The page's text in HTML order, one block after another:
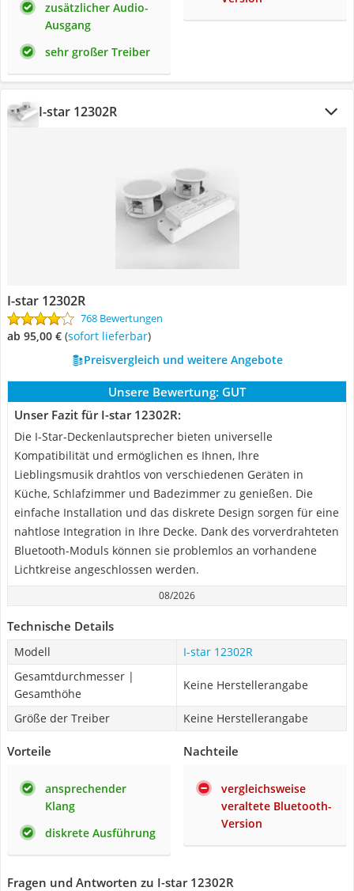
zusätzlicher Audio-
Ausgang
sehr großer Treiber
I-star 12302R
I-star 12302R
768 Bewertungen
ab 95,00 € ( Sofort lieferbar)
Preisvergleich und weitere Angebote
Unsere Bewertung: GUT
Unser Fazit für I-star 12302R:
Die I-Star-Deckenlautsprecher bieten universelle
Kompatibilität und ermöglichen es Ihnen, Ihre
Lieblingsmusik drahtlos von verschiedenen Geräten in
Küche, Schlafzimmer und Badezimmer zu genießen. Die
einfache Installation und das diskrete Design sorgen für eine
nahtlose Integration in Ihre Decke. Dank des vorverdrahteten
Bluetooth-Moduls können sie problemlos an vorhandene
Lichtkreise angeschlossen werden.
08/2026
Technische Details
Modell
I-star 12302R
Gesamtdurchmesser |
Gesamthöhe
Keine Herstellerangabe
Größe der Treiber Keine Herstellerangabe
Vorteile
ansprechender
Klang
diskrete Ausführung
Nachteile
vergleichsweise
veraltete Bluetooth-
Version
Fragen und Antworten zu I-star 12302R